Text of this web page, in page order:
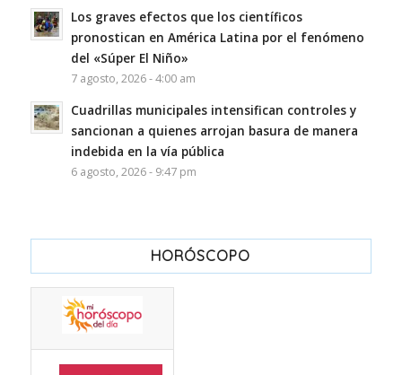
Los graves efectos que los científicos
pronostican en América Latina por el fenómeno
del «Súper El Niño»
7 agosto, 2026 - 4:00 am
Cuadrillas municipales intensifican controles y
sancionan a quienes arrojan basura de manera
indebida en la vía pública
6 agosto, 2026 - 9:47 pm
HORÓSCOPO